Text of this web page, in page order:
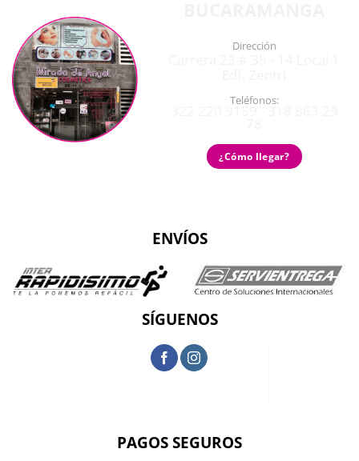
Dirección
Teléfonos:
¿Cómo llegar?
ENVÍOS
SÍGUENOS
PAGOS SEGUROS